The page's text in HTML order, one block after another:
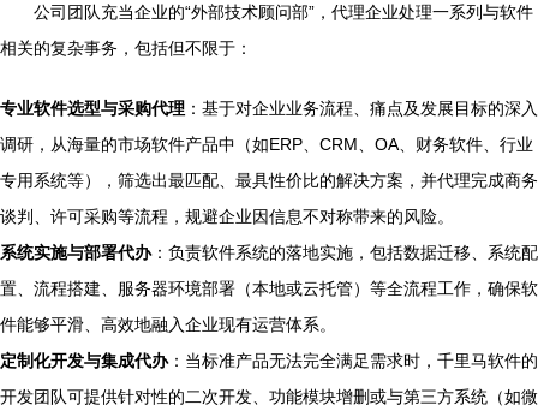
公司团队充当企业的“外部技术顾问部”，代理企业处理一系列与软件
相关的复杂事务，包括但不限于：
专业软件选型与采购代理 ：基于对企业业务流程、痛点及发展目标的深入
调研，从海量的市场软件产品中（如ERP、CRM、OA、财务软件、行业
专用系统等），筛选出最匹配、最具性价比的解决方案，并代理完成商务
谈判、许可采购等流程，规避企业因信息不对称带来的风险。
系统实施与部署代办：负责软件系统的落地实施，包括数据迁移、系统配
置、流程搭建、服务器环境部署（本地或云托管）等全流程工作，确保软
件能够平滑、高效地融入企业现有运营体系。
定制化开发与集成代办：当标准产品无法完全满足需求时，千里马软件的
开发团队可提供针对性的二次开发、功能模块增删或与第三方系统（如微